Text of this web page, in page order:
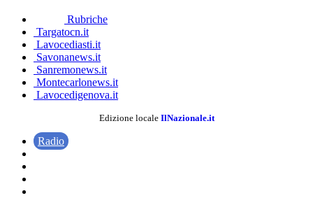
Rubriche
Targatocn.it
Lavocediasti.it
Savonanews.it
Sanremonews.it
Montecarlonews.it
Lavocedigenova.it
Edizione locale IlNazionale.it
Radio